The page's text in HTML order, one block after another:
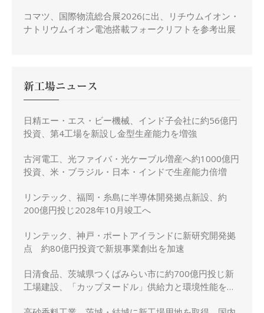
コマツ、国際物流総合展2026に出、リチウムイオン・
ナトリウムイオン電池搭載フォークリフトを参考出展
新工場ニュース
日精エー・エス・ビー機械、インド子会社に約56億円
投資、第4工場を新設し金型生産能力を増強
古河電工、光ファイバ・光ケーブル増産へ約1000億円
投資、米・ブラジル・日本・インドで生産能力倍増
リンテック、福岡・糸島に半導体開発拠点新設、約
200億円投じ2028年10月竣工へ
リンテック、神戸・ポートアイランドに新研究開発拠
点 約80億円投資で新規事業創出を加速
日清食品、茨城県つくばみらい市に約700億円投じ新
工場建設、「カップヌードル」供給力と環境性能を強